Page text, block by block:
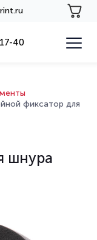
40
фиксатор для
шнура